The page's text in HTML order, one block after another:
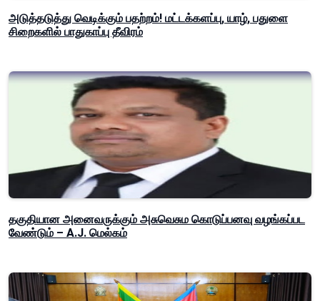
அடுத்தடுத்து வெடிக்கும் பதற்றம்! மட்டக்களப்பு, யாழ், பதுளை
சிறைகளில் பாதுகாப்பு தீவிரம்
தகுதியான அனைவருக்கும் அசுவெசும கொடுப்பனவு வழங்கப்பட
வேண்டும் – A.J. மெல்கம்